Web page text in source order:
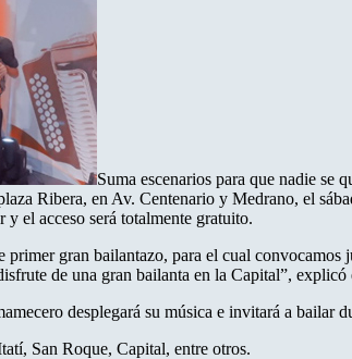
Suma escenarios para que nadie se
Ribera, en Av. Centenario y Medrano, el
el acceso será totalmente gratuito.
primer gran bailantazo, para el cual
de una gran bailanta en la Capital”,
desplegará su música e invitará a bailar
San Roque, Capital, entre otros.